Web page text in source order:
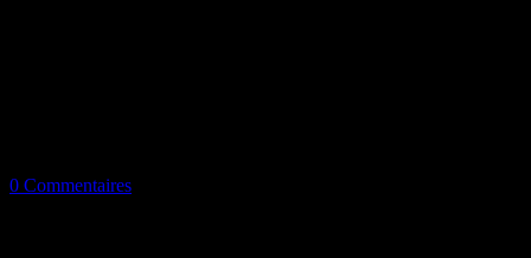
0 Commentaires